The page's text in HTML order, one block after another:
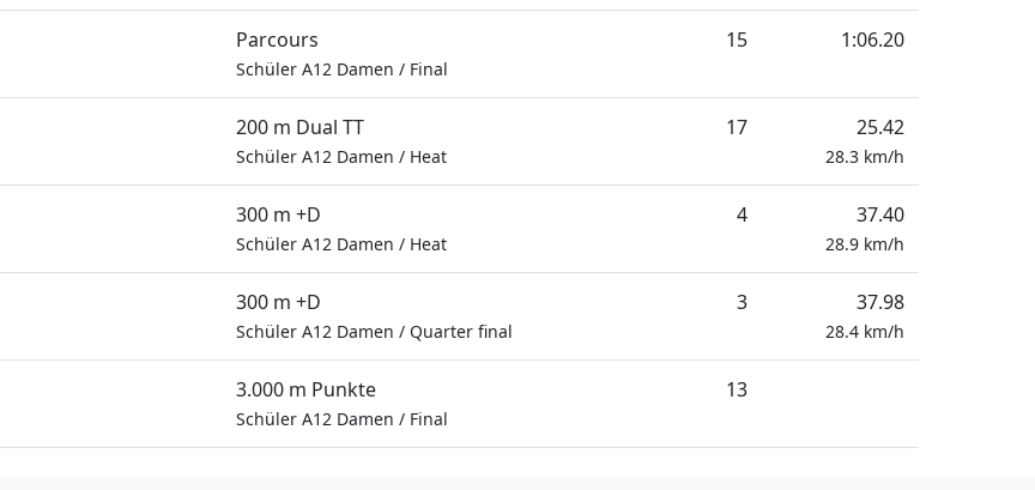
Parcours
Schüler A12 Damen / Final
15 1:06.20
200 m Dual TT
Schüler A12 Damen / Heat
17 25.42
28.3 km/h
300 m +D
Schüler A12 Damen / Heat
4 37.40
28.9 km/h
300 m +D
Schüler A12 Damen / Quarter final
3 37.98
28.4 km/h
3.000 m Punkte
Schüler A12 Damen / Final
13